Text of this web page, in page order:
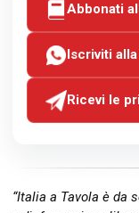
Abbonati
Iscriviti
Ricevi le
“Italia a Tavola è da